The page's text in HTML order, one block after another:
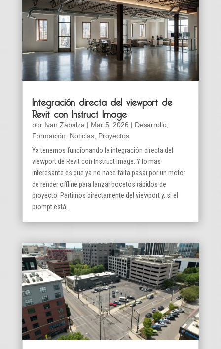
Integración directa del viewport de
Revit con Instruct Image
por Ivan Zabalza | Mar 5, 2026 | Desarrollo,
Formación
Noticias, Proyectos
Ya tenemos funcionando la integración directa del
viewport de Revit con Instruct Image. Y lo más
interesante es que ya no hace falta pasar por un motor
de render offline para lanzar bocetos rápidos de
proyecto. Partimos directamente del viewport y, si el
prompt está...